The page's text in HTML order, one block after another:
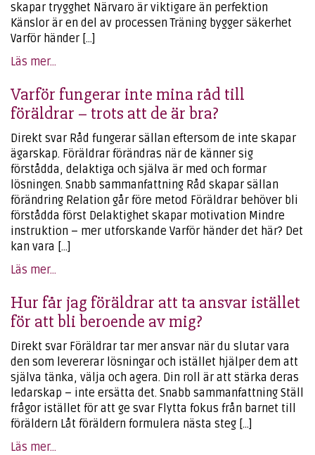
skapar trygghet Närvaro är viktigare än perfektion
Känslor är en del av processen Träning bygger säkerhet
Varför händer […]
Läs mer...
Varför fungerar inte mina råd till
föräldrar – trots att de är bra?
Direkt svar Råd fungerar sällan eftersom de inte skapar
ägarskap. Föräldrar förändras när de känner sig
förstådda, delaktiga och själva är med och formar
lösningen. Snabb sammanfattning Råd skapar sällan
förändring Relation går före metod Föräldrar behöver bli
förstådda först Delaktighet skapar motivation Mindre
instruktion – mer utforskande Varför händer det här? Det
kan vara […]
Läs mer...
Hur får jag föräldrar att ta ansvar istället
för att bli beroende av mig?
Direkt svar Föräldrar tar mer ansvar när du slutar vara
den som levererar lösningar och istället hjälper dem att
själva tänka, välja och agera. Din roll är att stärka deras
ledarskap – inte ersätta det. Snabb sammanfattning Ställ
frågor istället för att ge svar Flytta fokus från barnet till
föräldern Låt föräldern formulera nästa steg […]
Läs mer...